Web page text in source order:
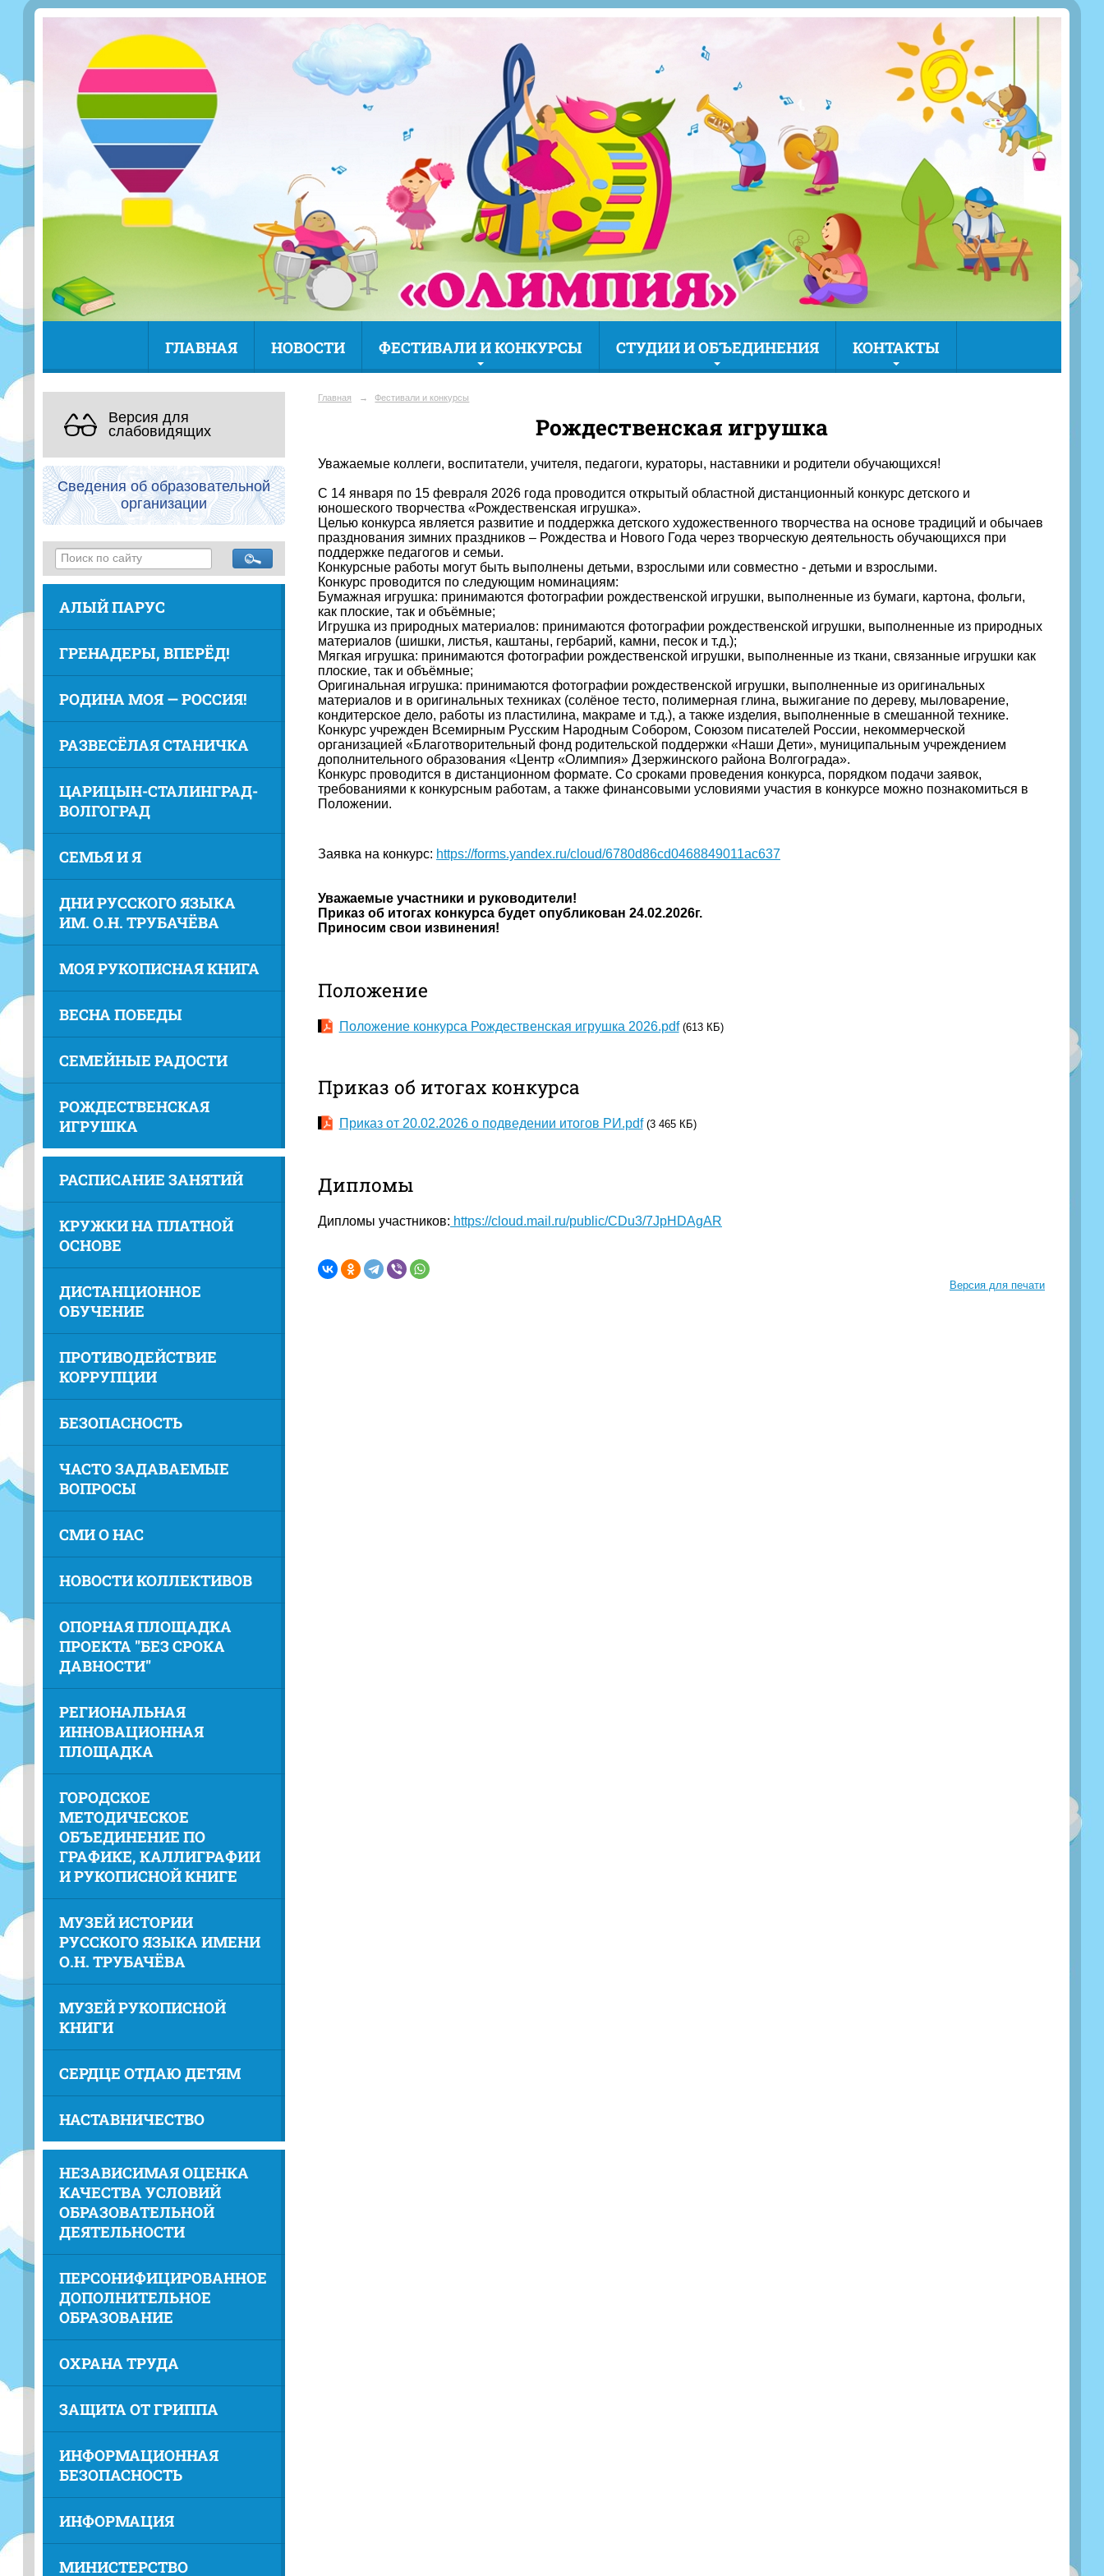
ГЛАВНАЯ НОВОСТИ ФЕСТИВАЛИ И КОНКУРСЫ СТУДИИ И ОБЪЕДИНЕНИЯ КОНТАКТЫ
Версия для
слабовидящих
Сведения об образовательной
организации
АЛЫЙ ПАРУС
ГРЕНАДЕРЫ, ВПЕРЁД!
РОДИНА МОЯ — РОССИЯ!
РАЗВЕСЁЛАЯ СТАНИЧКА
ЦАРИЦЫН-СТАЛИНГРАД-
ВОЛГОГРАД
СЕМЬЯ И Я
ДНИ РУССКОГО ЯЗЫКА
ИМ. О.Н. ТРУБАЧЁВА
МОЯ РУКОПИСНАЯ КНИГА
ВЕСНА ПОБЕДЫ
СЕМЕЙНЫЕ РАДОСТИ
РОЖДЕСТВЕНСКАЯ
ИГРУШКА
РАСПИСАНИЕ ЗАНЯТИЙ
КРУЖКИ НА ПЛАТНОЙ
ОСНОВЕ
ДИСТАНЦИОННОЕ
ОБУЧЕНИЕ
ПРОТИВОДЕЙСТВИЕ
КОРРУПЦИИ
БЕЗОПАСНОСТЬ
ЧАСТО ЗАДАВАЕМЫЕ
ВОПРОСЫ
СМИ О НАС
НОВОСТИ КОЛЛЕКТИВОВ
ОПОРНАЯ ПЛОЩАДКА
ПРОЕКТА "БЕЗ СРОКА
ДАВНОСТИ"
РЕГИОНАЛЬНАЯ
ИННОВАЦИОННАЯ
ПЛОЩАДКА
ГОРОДСКОЕ
МЕТОДИЧЕСКОЕ
ОБЪЕДИНЕНИЕ ПО
ГРАФИКЕ, КАЛЛИГРАФИИ
И РУКОПИСНОЙ КНИГЕ
МУЗЕЙ ИСТОРИИ
РУССКОГО ЯЗЫКА ИМЕНИ
О.Н. ТРУБАЧЁВА
МУЗЕЙ РУКОПИСНОЙ
КНИГИ
СЕРДЦЕ ОТДАЮ ДЕТЯМ
НАСТАВНИЧЕСТВО
НЕЗАВИСИМАЯ ОЦЕНКА
КАЧЕСТВА УСЛОВИЙ
ОБРАЗОВАТЕЛЬНОЙ
ДЕЯТЕЛЬНОСТИ
ПЕРСОНИФИЦИРОВАННОЕ
ДОПОЛНИТЕЛЬНОЕ
ОБРАЗОВАНИЕ
ОХРАНА ТРУДА
ЗАЩИТА ОТ ГРИППА
ИНФОРМАЦИОННАЯ
БЕЗОПАСНОСТЬ
ИНФОРМАЦИЯ
МИНИСТЕРСТВО
Главная → Фестивали и конкурсы
Рождественская игрушка
Уважаемые коллеги, воспитатели, учителя, педагоги, кураторы, наставники и родители обучающихся!
С 14 января по 15 февраля 2026 года проводится открытый областной дистанционный конкурс детского и
юношеского творчества «Рождественская игрушка».
Целью конкурса является развитие и поддержка детского художественного творчества на основе традиций и обычаев
празднования зимних праздников – Рождества и Нового Года через творческую деятельность обучающихся при
поддержке педагогов и семьи.
Конкурсные работы могут быть выполнены детьми, взрослыми или совместно - детьми и взрослыми.
Конкурс проводится по следующим номинациям:
Бумажная игрушка: принимаются фотографии рождественской игрушки, выполненные из бумаги, картона, фольги,
как плоские, так и объёмные;
Игрушка из природных материалов: принимаются фотографии рождественской игрушки, выполненные из природных
материалов (шишки, листья, каштаны, гербарий, камни, песок и т.д.);
Мягкая игрушка: принимаются фотографии рождественской игрушки, выполненные из ткани, связанные игрушки как
плоские, так и объёмные;
Оригинальная игрушка: принимаются фотографии рождественской игрушки, выполненные из оригинальных
материалов и в оригинальных техниках (солёное тесто, полимерная глина, выжигание по дереву, мыловарение,
кондитерское дело, работы из пластилина, макраме и т.д.), а также изделия, выполненные в смешанной технике.
Конкурс учрежден Всемирным Русским Народным Собором, Союзом писателей России, некоммерческой
организацией «Благотворительный фонд родительской поддержки «Наши Дети», муниципальным учреждением
дополнительного образования «Центр «Олимпия» Дзержинского района Волгограда».
Конкурс проводится в дистанционном формате. Со сроками проведения конкурса, порядком подачи заявок,
требованиями к конкурсным работам, а также финансовыми условиями участия в конкурсе можно познакомиться в
Положении.
Заявка на конкурс: https://forms.yandex.ru/cloud/6780d86cd0468849011ac637
Уважаемые участники и руководители!
Приказ об итогах конкурса будет опубликован 24.02.2026г.
Приносим свои извинения!
Положение
Положение конкурса Рождественская игрушка 2026.pdf (613 КБ)
Приказ об итогах конкурса
Приказ от 20.02.2026 о подведении итогов РИ.pdf (3 465 КБ)
Дипломы
Дипломы участников: https://cloud.mail.ru/public/CDu3/7JpHDAgAR
Версия для печати